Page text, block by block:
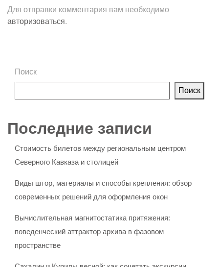
Для отправки комментария вам необходимо
авторизоваться.
Поиск
Поиск
Последние записи
Стоимость билетов между региональным центром
Северного Кавказа и столицей
Виды штор, материалы и способы крепления: обзор
современных решений для оформления окон
Вычислительная магнитостатика притяжения:
поведенческий аттрактор архива в фазовом
пространстве